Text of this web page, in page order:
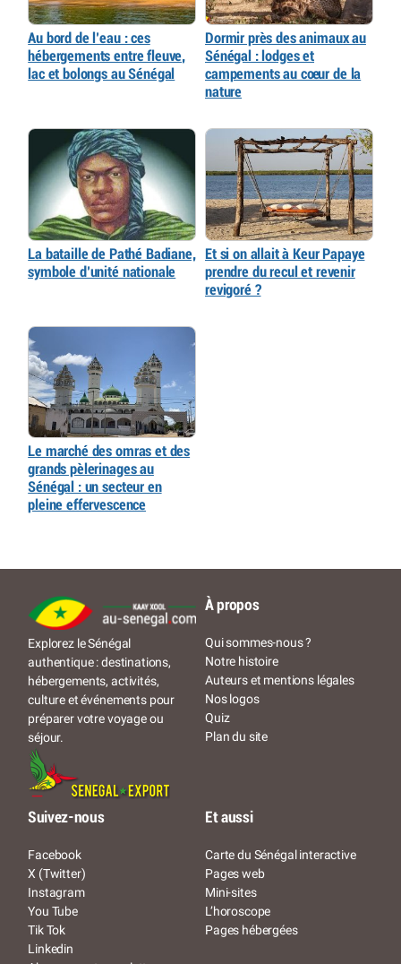
Au bord de l’eau : ces
hébergements entre fleuve,
lac et bolongs au Sénégal
Dormir près des animaux au
Sénégal : lodges et
campements au cœur de la
nature
La bataille de Pathé Badiane,
symbole d’unité nationale
Et si on allait à Keur Papaye
prendre du recul et revenir
revigoré ?
Le marché des omras et des
grands pèlerinages au
Sénégal : un secteur en
pleine effervescence
Explorez le Sénégal
authentique : destinations,
hébergements, activités,
culture et événements pour
préparer votre voyage ou
séjour.
À propos
Qui sommes-nous ?
Notre histoire
Auteurs et mentions légales
Nos logos
Quiz
Plan du site
Suivez-nous
Facebook
X (Twitter)
Instagram
You Tube
Tik Tok
Linkedin
Et aussi
Carte du Sénégal interactive
Pages web
Mini-sites
L’horoscope
Pages hébergées